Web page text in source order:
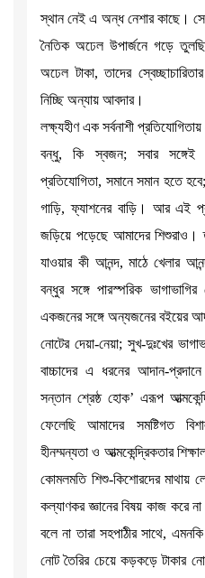
স্থান নেই এ অন্ধ নেশার কাছে।
নৈতিক অঢেল উপার্জনে গড়ে
অঢেল টাকা, তাদের
নিচ্ছি অন্যায় আবদার।
লক্ষ্যহীণ এক সর্বনাশী
বন্ধু, কি স্বজন; সবার
প্রতিযোগিতা, সমানে সমান হতে
গাড়ি, ফ্যাশনের বাড়ি। আর এই
জড়িয়ে পড়েছে আমাদের শিশুরাও।
যাওয়ার কী আনন্দ, মাঠে খেলার
বন্ধুর সঙ্গে পারস্পরিক
একজনের সঙ্গে অন্যজনের বইয়ের
নোটের দেয়া-নেয়া; সুখ-দুঃখের
বাচ্চাদের এ ধরনের আদান-
সন্তান শ্রেষ্ঠ হোক’ এরূপ
ফেলেছি আমাদের সমষ্টিগত
হীনম্মন্যতা ও আত্মকেন্দ্রিকতার
কোমলমতি শিশু-কিশোরদের মাথায়
কল্যাণকর জ্ঞানের বিষয় কাজ করে
বলে না তারা সহপাঠীর সাথে,
নোট তৈরির চেয়ে কড়কড়ে টাকার